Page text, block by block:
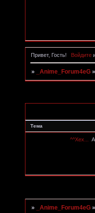
Привет, Гость! Войдите
» _Anime_Forum4eG
Тема
^^Хех...
» _Anime_Forum4eG